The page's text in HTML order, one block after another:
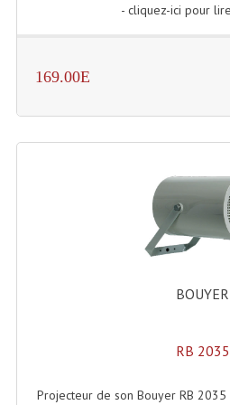
Gyrophares À
Lampes
Lampes
Lampes
Les Packs
- cliquez-ici pour
169.00E
BOUYER
RB 2035
Projecteur de son Bouyer RB